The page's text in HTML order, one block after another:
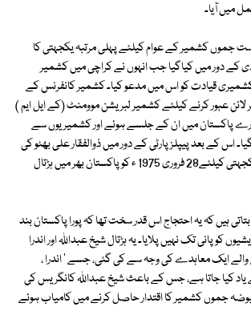
میں آیا۔
جموں کشمیر کے عوام کیلئے پہلی مرتبہ یکجہتی کا
کے دور میں کیاگیا جب انہوں نے کراچی میں کشمیر
کشمیری قیادت کو اس میں مدعو کیا۔ کشمیر کانفرنس کے
عبور کرنے کیلئے کشمیر لبریشن موومنٹ (کے ایل ایم )
پاکستان میں ان کے جلسے ہوئے اور کشمیریوں سے
اس کے بعد پیپلز پارٹی کے دور میں ذوالفقار علی بھٹو کی
اپیل پر کشمیریوں سے یکجہتی کیلئے28 فروری 1975 ء کو پاکستان بھر میں ہڑتال
ہیں کہ یہ احتجاج اس قدر سخت تھا کہ پورا پاکستان بند
کو پانی تک نہیں پلایا۔ یہ ہڑتال شیخ عبداللہ اور اندرا
ایک معاہدے کی وجہ سے کی گئی، جسے ' اندرا ،
یاد کیا جاتا ہے، جس کے باعث شیخ عبداللہ کانگریس کی
جموں کشمیر کا اقتدار حاصل کرنے میں کامیاب ہوئے